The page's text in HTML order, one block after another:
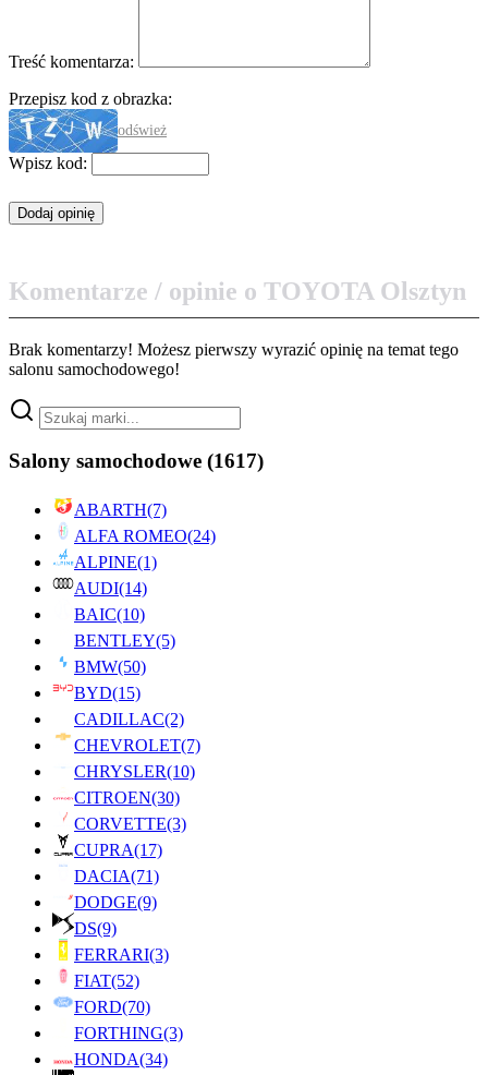
Treść komentarza:
Przepisz kod z obrazka:
odśwież
Wpisz kod:
Komentarze / opinie o TOYOTA Olsztyn
Brak komentarzy! Możesz pierwszy wyrazić opinię na temat tego
salonu samochodowego!
Salony samochodowe (1617)
ABARTH(7)
ALFA ROMEO(24)
ALPINE(1)
AUDI(14)
BAIC(10)
BENTLEY(5)
BMW(50)
BYD(15)
CADILLAC(2)
CHEVROLET(7)
CHRYSLER(10)
CITROEN(30)
CORVETTE(3)
CUPRA(17)
DACIA(71)
DODGE(9)
DS(9)
FERRARI(3)
FIAT(52)
FORD(70)
FORTHING(3)
HONDA(34)